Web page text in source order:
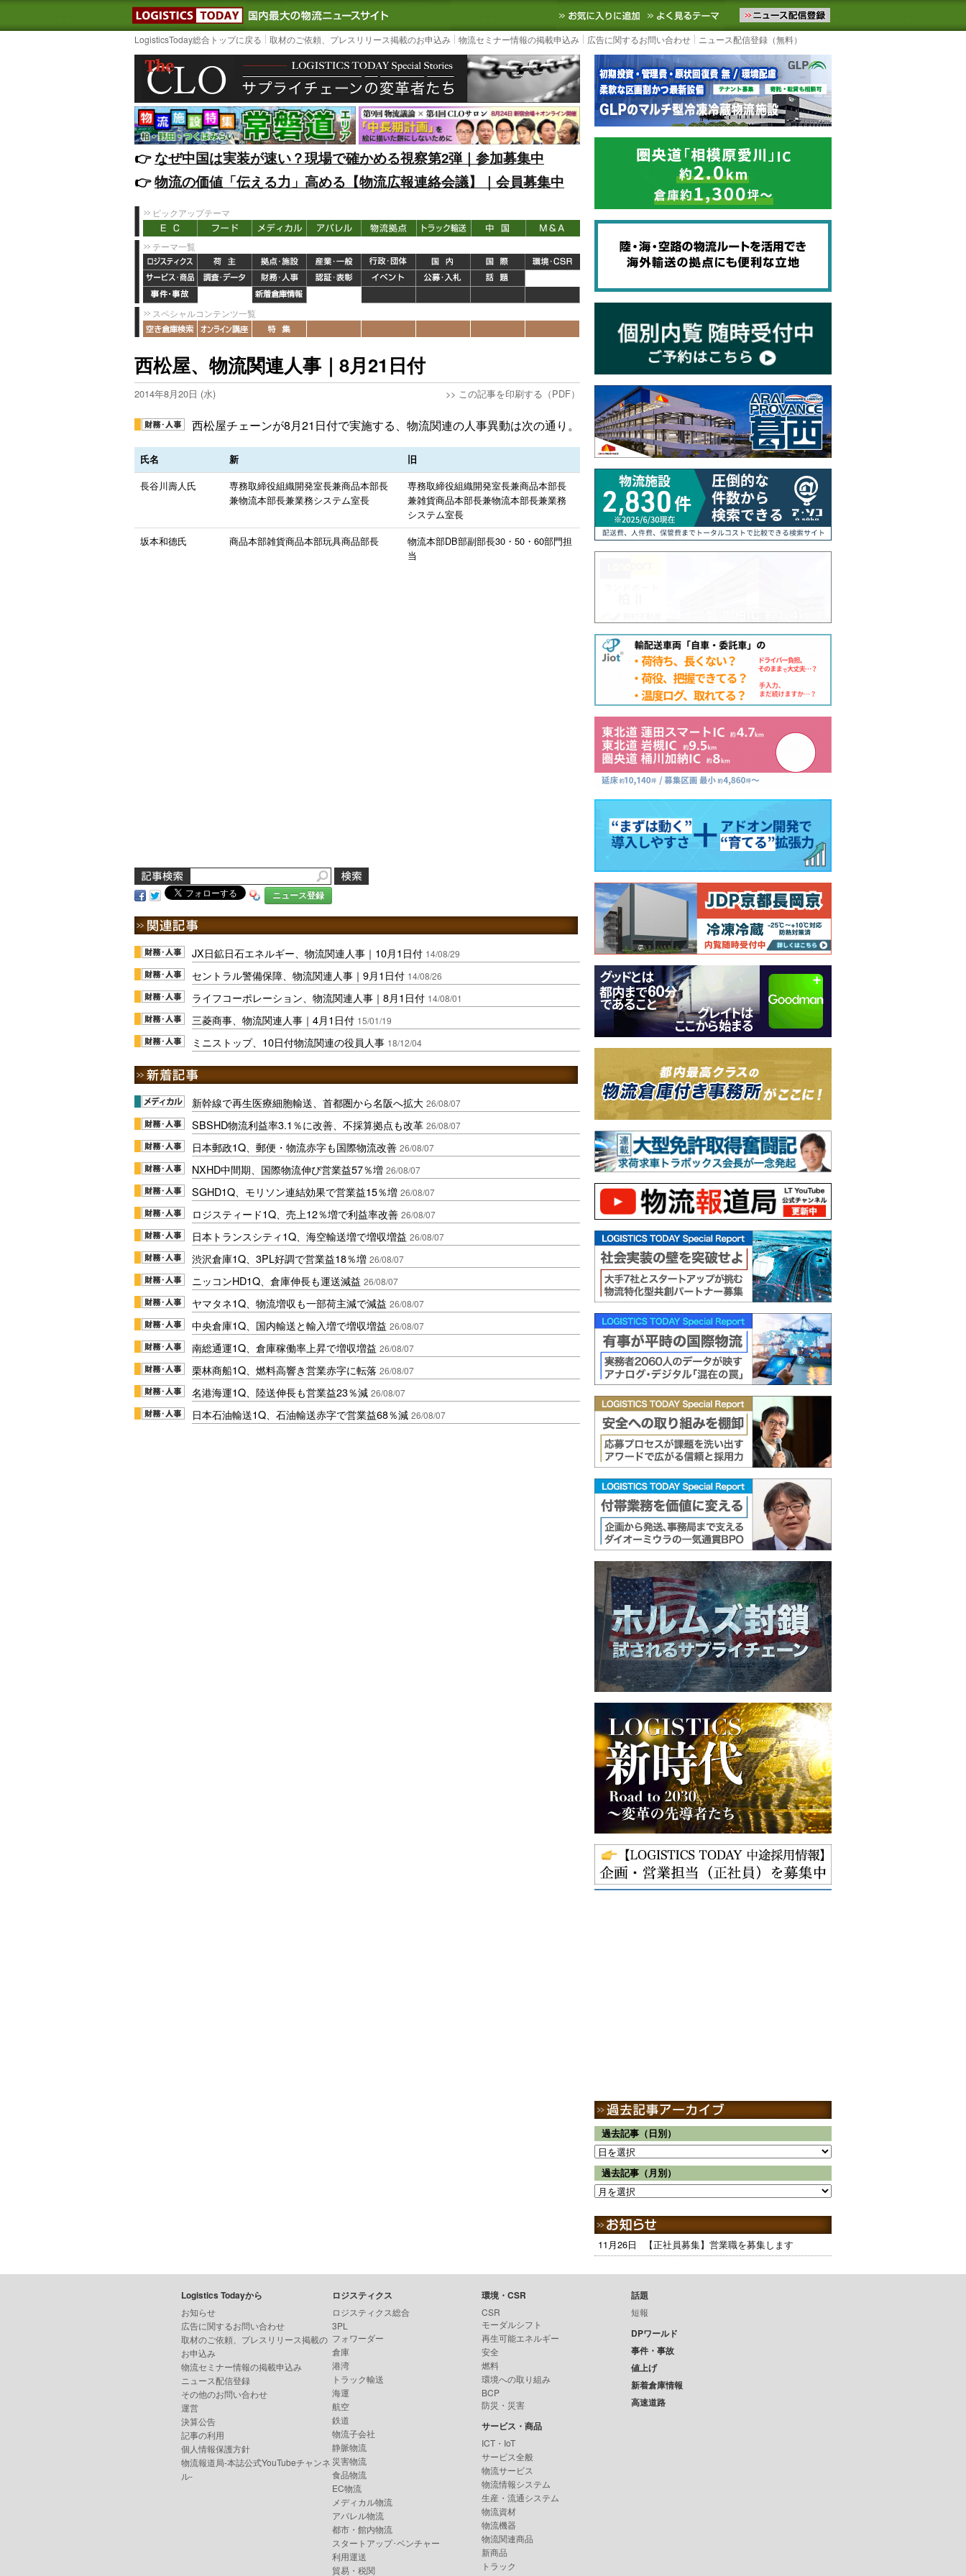
LOGISTICS TODAY｜国内最大の物流ニュースサイト3PL, SCMなど国内外の最新の物流ニュースをお届けします。物流ニュースメール配信を登録す
お気に入りに追加 よく見るテーマ
LogisticsToday総合トップに戻る 取材のご依頼、プレスリリース掲載のお申込み 物流セミナー情報の掲載申込み 広告に関するお問い合わせ ニュース配信登録（無料）
👉️なぜ中国は実装が速い？現場で確かめる視察第2弾｜参加募集中
👉️物流の価値「伝える力」高める【物流広報連絡会議】｜会員募集中
ピックアップテーマ
テーマ一覧
スペシャルコンテンツ一覧
西松屋、物流関連人事｜8月21日付
2014年8月20日 (水) >> この記事を印刷する（PDF）
西松屋チェーンが8月21日付で実施する、物流関連の人事異動は次の通り。
氏名 新 旧
長谷川壽人氏
専務取締役組織開発室長兼商品本部長
兼物流本部長兼業務システム室長
専務取締役組織開発室長兼商品本部長
兼雑貨商品本部長兼物流本部長兼業務
システム室長
坂本和德氏
商品本部雑貨商品本部玩具商品部長
物流本部DB部副部長30・50・60部門担
当
ニュース登録
JX日鉱日石エネルギー、物流関連人事｜10月1日付 14/08/29
セントラル警備保障、物流関連人事｜9月1日付 14/08/26
ライフコーポレーション、物流関連人事｜8月1日付 14/08/01
三菱商事、物流関連人事｜4月1日付 15/01/19
ミニストップ、10日付物流関連の役員人事 18/12/04
新幹線で再生医療細胞輸送、首都圏から名阪へ拡大 26/08/07
SBSHD物流利益率3.1％に改善、不採算拠点も改革 26/08/07
日本郵政1Q、郵便・物流赤字も国際物流改善 26/08/07
NXHD中間期、国際物流伸び営業益57％増 26/08/07
SGHD1Q、モリソン連結効果で営業益15％増 26/08/07
ロジスティード1Q、売上12％増で利益率改善 26/08/07
日本トランスシティ1Q、海空輸送増で増収増益 26/08/07
渋沢倉庫1Q、3PL好調で営業益18％増 26/08/07
ニッコンHD1Q、倉庫伸長も運送減益 26/08/07
ヤマタネ1Q、物流増収も一部荷主減で減益 26/08/07
中央倉庫1Q、国内輸送と輸入増で増収増益 26/08/07
南総通運1Q、倉庫稼働率上昇で増収増益 26/08/07
栗林商船1Q、燃料高響き営業赤字に転落 26/08/07
名港海運1Q、陸送伸長も営業益23％減 26/08/07
日本石油輸送1Q、石油輸送赤字で営業益68％減 26/08/07
過去記事（日別）
過去記事（月別）
11月26日 【正社員募集】営業職を募集します
Logistics Todayから
お知らせ
広告に関するお問い合わせ
取材のご依頼、プレスリリース掲載の
お申込み
物流セミナー情報の掲載申込み
ニュース配信登録
その他のお問い合わせ
運営
決算公告
記事の利用
個人情報保護方針
物流報道局-本誌公式YouTubeチャンネ
ル-
ロジスティクス
ロジスティクス総合
3PL
フォワーダー
倉庫
港湾
トラック輸送
海運
航空
鉄道
物流子会社
静脈物流
災害物流
食品物流
EC物流
メディカル物流
アパレル物流
都市・館内物流
スタートアップ･ベンチャー
利用運送
貿易・税関
環境・CSR
CSR
モーダルシフト
再生可能エネルギー
安全
燃料
環境への取り組み
BCP
防災・災害
サービス・商品
ICT・IoT
サービス全般
物流サービス
物流情報システム
生産・流通システム
物流資材
物流機器
物流関連商品
新商品
トラック
話題
短報
DPワールド
事件・事故
値上げ
新着倉庫情報
高速道路